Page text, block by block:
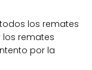
los remates
remates
por la